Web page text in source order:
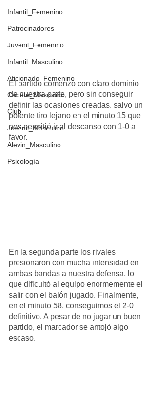
Infantil_Femenino
Patrocinadores
Juvenil_Femenino
Infantil_Masculino
Aficionado_Femenino
Cadete_Masculino
Club
Juvenil_Masculino
Alevin_Masculino
Psicología
El partido comenzó con claro dominio
de nuestra parte, pero sin conseguir
definir las ocasiones creadas, salvo un
potente tiro lejano en el minuto 15 que
nos permitió ir al descanso con 1-0 a
favor.
En la segunda parte los rivales
presionaron con mucha intensidad en
ambas bandas a nuestra defensa, lo
que dificultó al equipo enormemente el
salir con el balón jugado. Finalmente,
en el minuto 58, conseguimos el 2-0
definitivo. A pesar de no jugar un buen
partido, el marcador se antojó algo
escaso.